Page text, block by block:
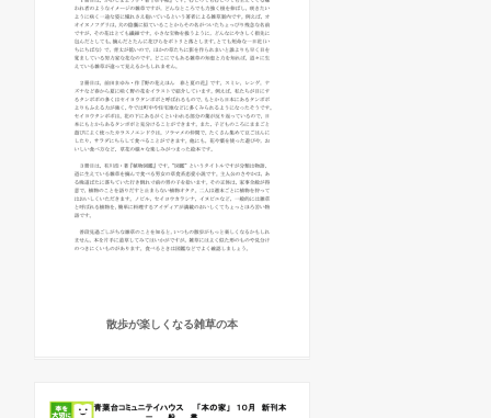
散歩が楽しくなる雑草の本